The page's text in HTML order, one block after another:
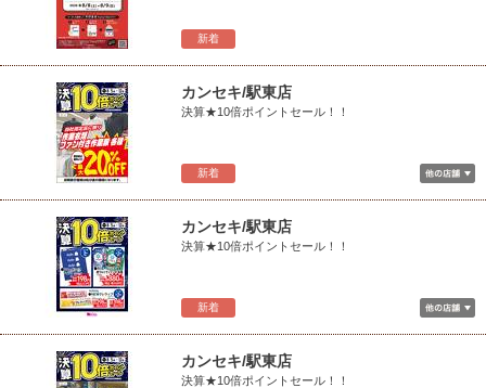
新着
新着
カンセキ/駅東店
決算★10倍ポイントセール！！
新着
カンセキ/駅東店
決算★10倍ポイントセール！！
カンセキ/駅東店
決算★10倍ポイントセール！！